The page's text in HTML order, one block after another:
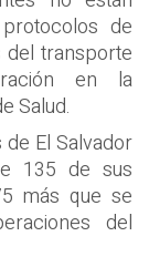
de
del transporte
en la
Salud.
El Salvador
135 de sus
más que se
del